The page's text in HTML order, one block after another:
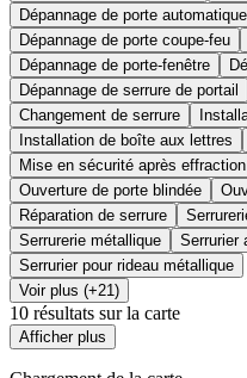
Dépannage de porte automatique
Dépannage de porte coupe-feu
Dépannage de porte-fenêtre
Dépannage de serrure de portail
Changement de serrure
Installation de boîte aux lettres
Mise en sécurité après effraction
Ouverture de porte blindée
Réparation de serrure
Serrurerie métallique
Serrurier
Serrurier pour rideau métallique
Voir plus (+21)
10 résultats sur la carte
Afficher plus